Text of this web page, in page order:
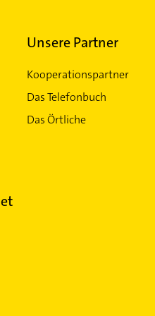
Unsere Partner
Kooperationspartner
Das Telefonbuch
Das Örtliche